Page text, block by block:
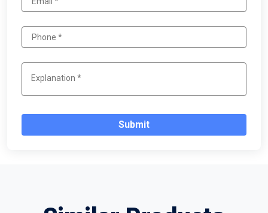
Submit